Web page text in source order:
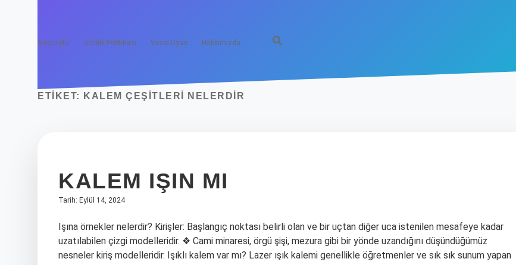
Anasayfa Gizlilik Politikası Yasal Uyarı Hakkımızda
ETIKET: KALEM ÇEŞITLERI NELERDIR
KALEM IŞIN MI
Tarih: Eylül 14, 2024
Işına örnekler nelerdir? Kirişler: Başlangıç ​​noktası belirli olan ve bir uçtan diğer uca istenilen mesafeye kadar
uzatılabilen çizgi modelleridir. ❖ Cami minaresi, örgü şişi, mezura gibi bir yönde uzandığını düşündüğümüz
nesneler kiriş modelleridir. Işıklı kalem var mı? Lazer ışık kalemi genellikle öğretmenler ve sık sık sunum yapan